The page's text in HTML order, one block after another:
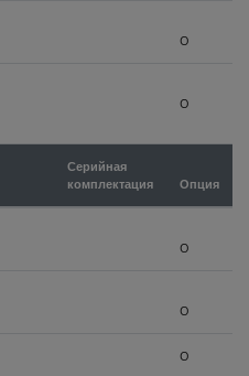
O
O
Серийная
комплектация
Опция
O
O
O